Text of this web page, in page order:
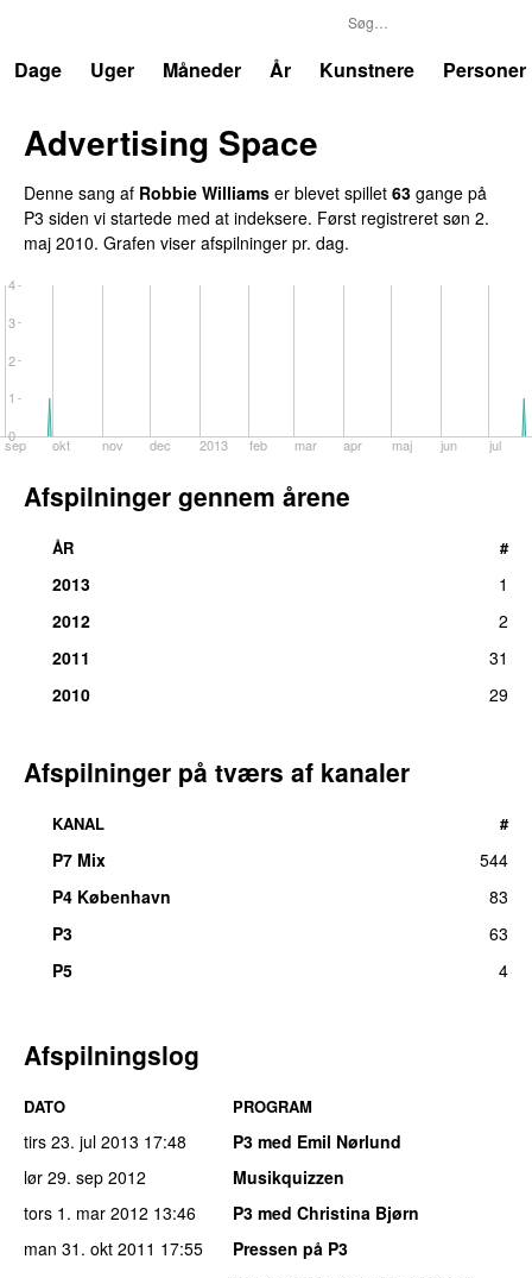
Dage
Uger Måneder År Kunstnere Personer
Advertising Space
Denne sang af Robbie Williams er blevet spillet 63 gange på
P3 siden vi startede med at indeksere. Først registreret søn 2.
maj 2010. Grafen viser afspilninger pr. dag.
sep okt nov dec 2013 feb mar apr maj jun jul
0
1
2
3
4
Afspilninger gennem årene
ÅR #
2013
1
2012
2
2011
31
2010
29
Afspilninger på tværs af kanaler
KANAL #
P7 Mix
544
P4 København
83
P3
63
P5
4
Afspilningslog
DATO PROGRAM
tirs 23. jul 2013 17:48
P3 med Emil Nørlund
lør 29. sep 2012
Musikquizzen
tors 1. mar 2012 13:46
P3 med Christina Bjørn
man 31. okt 2011 17:55
Pressen på P3